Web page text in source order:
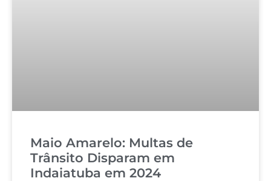
Maio Amarelo: Multas de
Trânsito Disparam em
Indaiatuba em 2024